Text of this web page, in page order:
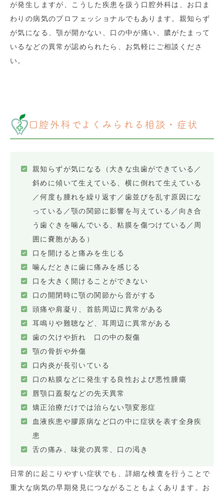
が発生しますが、こうした疾患を扱う口腔外科は、お口ま
わりの病気のプロフェッショナルでもあります。親知らず
が気になる、顎が開かない、口の中が痛い、膿がたまって
いるなどの異常が認められたら、お気軽にご相談くださ
い。
口腔外科でよくみられる相談・症状
親知らずが気になる（大きな虫歯ができている／
斜めに傾いて生えている、横に倒れて生えている
／何度も腫れを繰り返す／歯並びを乱す原因にな
っている／顎の関節に影響を与えている／向き合
う歯ぐきを噛んでいる、粘膜を傷つけている／周
囲に嚢胞がある）
口を開けると痛みを生じる
噛んだときに歯に痛みを感じる
口を大きく開けることができない
口の開閉時に顎の関節から音がする
頭痛や肩凝り、首筋周辺に異常がある
耳鳴りや難聴など、耳周辺に異常がある
歯の欠けや折れ 口の中の裂傷
顎の骨折や外傷
口内炎が長引いている
口の粘膜などに発生する良性および悪性腫瘍
唇顎口蓋裂などの先天異常
矯正治療だけでは治らない顎変形症
血液疾患や膠原病など口の中に症状を表す全身疾
患
舌の痛み、味覚の異常、口の渇き
日常的に起こりやすい症状でも、詳細な検査を行うことで
重大な病気の早期発見につながることもよくあります。お